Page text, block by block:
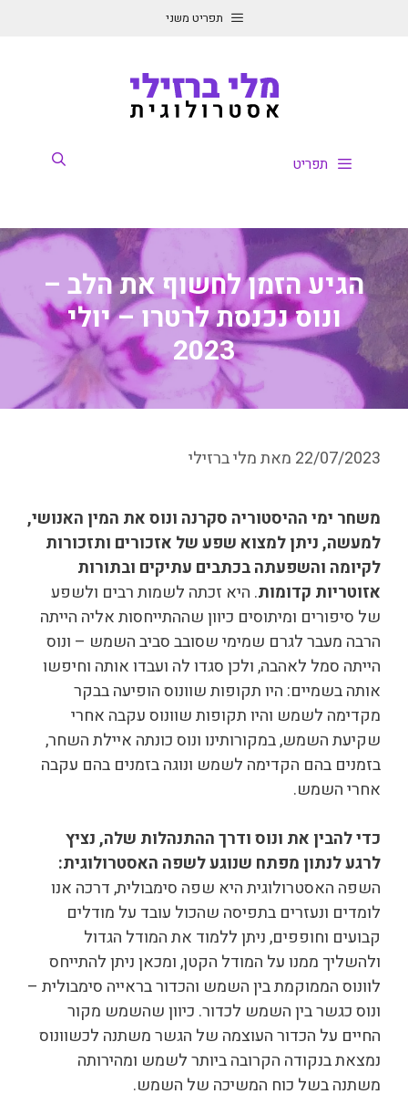
תפריט משני
תפריט
הגיע הזמן לחשוף את הלב –
ונוס נכנסת לרטרו – יולי
2023
22/07/2023 מאתמלי ברזילי
משחר ימי ההיסטוריה סקרנה ונוס את המין האנושי,
למעשה, ניתן למצוא שפע של אזכורים ותזכורות
לקיומה והשפעתה בכתבים עתיקים ובתורות
אזוטריות קדומות. היא זכתה לשמות רבים ולשפע
של סיפורים ומיתוסים כיוון שההתייחסות אליה הייתה
הרבה מעבר לגרם שמימי שסובב סביב השמש – ונוס
הייתה סמל לאהבה, ולכן סגדו לה ועבדו אותה וחיפשו
אותה בשמיים: היו תקופות שוונוס הופיעה בבקר
מקדימה לשמש והיו תקופות שוונוס עקבה אחרי
שקיעת השמש, במקורותינו ונוס כונתה איילת השחר,
בזמנים בהם הקדימה לשמש ונוגה בזמנים בהם עקבה
אחרי השמש.
כדי להבין את ונוס ודרך ההתנהלות שלה, נציץ
לרגע לנתון מפתח שנוגע לשפה האסטרולוגית:
השפה האסטרולוגית היא שפה סימבולית, דרכה אנו
לומדים ונעזרים בתפיסה שהכול עובד על מודלים
קבועים וחופפים, ניתן ללמוד את המודל הגדול
ולהשליך ממנו על המודל הקטן, ומכאן ניתן להתייחס
לוונוס הממוקמת בין השמש והכדור בראייה סימבולית –
ונוס כגשר בין השמש לכדור. כיוון שהשמש מקור
החיים על הכדור העוצמה של הגשר משתנה לכשוונוס
נמצאת בנקודה הקרובה ביותר לשמש ומהירותה
משתנה בשל כוח המשיכה של השמש.